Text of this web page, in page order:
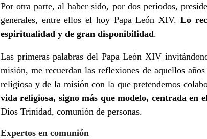
Por otra parte, al haber sido, por dos períodos,
generales, entre ellos el hoy Papa León XIV. Lo
espiritualidad y de gran disponibilidad.
Las primeras palabras del Papa León XIV
misión, me recuerdan las reflexiones de aquellos
religiosa y de la misión con la que pretendemos
vida religiosa, signo más que modelo, centrada en
Dios Trinidad, comunión de personas.
Expertos en comunión